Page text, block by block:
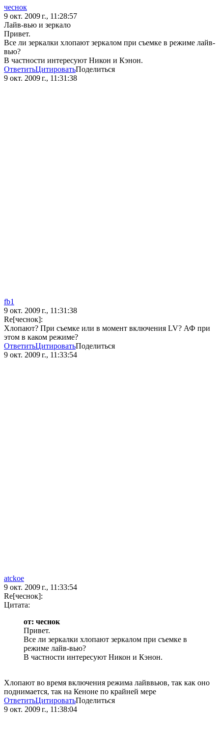
чеснок
9 окт. 2009 г., 11:28:57
Лайв-вью и зеркало
Привет.
Все ли зеркалки хлопают зеркалом при съемке в режиме лайв-
вью?
В частности интересуют Никон и Кэнон.
ОтветитьЦитироватьПоделиться
9 окт. 2009 г., 11:31:38
fb1
9 окт. 2009 г., 11:31:38
Re[чеснок]:
Хлопают? При съемке или в момент включения LV? АФ при
этом в каком режиме?
ОтветитьЦитироватьПоделиться
9 окт. 2009 г., 11:33:54
atckoe
9 окт. 2009 г., 11:33:54
Re[чеснок]:
Цитата:
от: чеснок
Привет.
Все ли зеркалки хлопают зеркалом при съемке в
режиме лайв-вью?
В частности интересуют Никон и Кэнон.
Хлопают во время включения режима лайввьюв, так как оно
поднимается, так на Кеноне по крайней мере
ОтветитьЦитироватьПоделиться
9 окт. 2009 г., 11:38:04